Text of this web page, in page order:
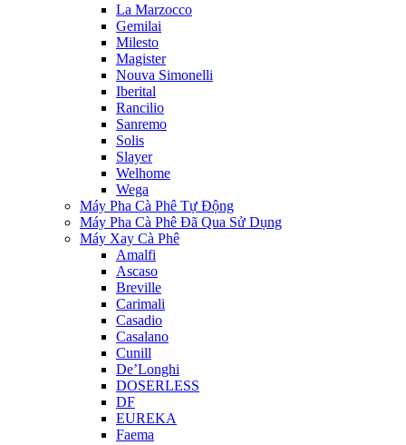
La Marzocco
Gemilai
Milesto
Magister
Nouva Simonelli
Iberital
Rancilio
Sanremo
Solis
Slayer
Welhome
Wega
Máy Pha Cà Phê Tự Động
Máy Pha Cà Phê Đã Qua Sử Dụng
Máy Xay Cà Phê
Amalfi
Ascaso
Breville
Carimali
Casadio
Casalano
Cunill
De’Longhi
DOSERLESS
DF
EUREKA
Faema